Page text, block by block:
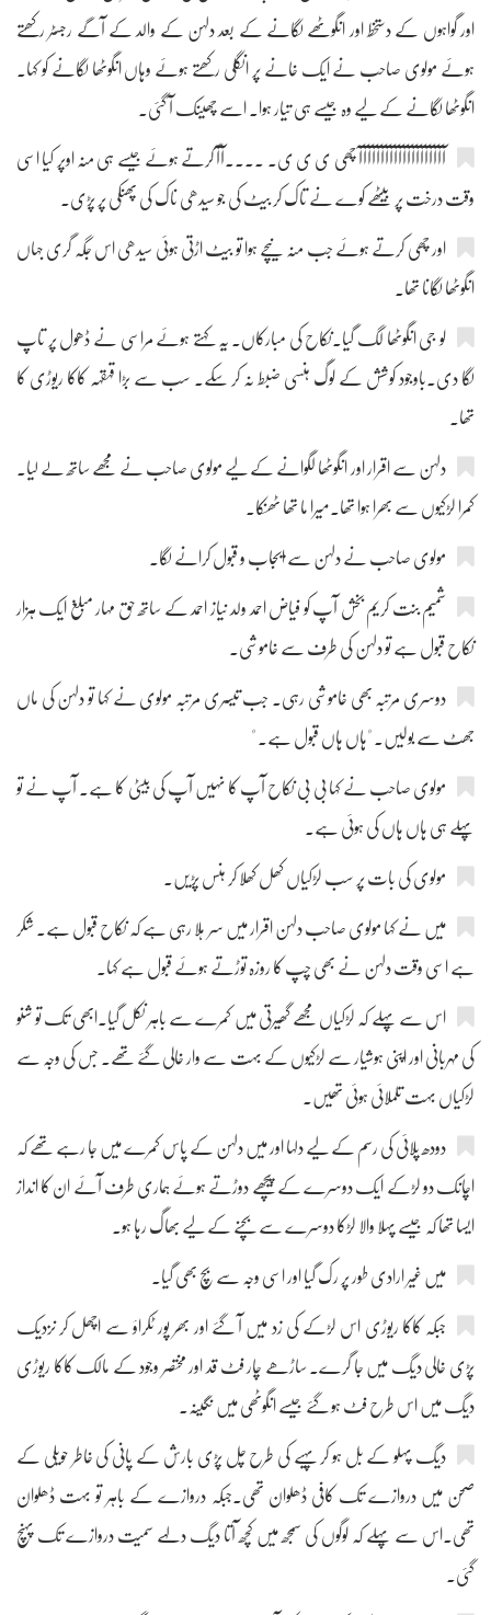
اور گواہوں کے دستخط اور انگوٹھے لگانے کے بعد دلہن کے والد کے آگے رجسٹر رکھتے
ہوئے مولوی صاحب نے ایک خانے پر انگلی رکھتے ہوئے وہاں انگوٹھا لگانے کو کہا۔
انگوٹھا لگانے کے لیے وہ جیسے ہی تیار ہوا۔ اسے چھینک آ گئی۔
آآآآآآآآآآآآآآآآآآآآ چھی ی ی ی۔ ۔۔۔۔آآ کرتے ہوئے جیسے ہی منہ اوپر کیا اسی
وقت درخت پر بیٹھے کوے نے تاک کر بیٹ کی جو سیدھی ناک کی پھنکی پر پڑی۔
اور چھی کرتے ہوئے جب منہ نیچے ہوا تو بیٹ اڑتی ہوئی سیدھی اس جگہ گری جہاں
انگوٹھا لگانا تھا۔
لو جی انگوٹھا لگ گیا۔نکاح کی مبارکاں۔ یہ کہتے ہوئے مراسی نے ڈھول پر تاپ
لگا دی۔باوجود کوشش کے لوگ ہنسی ضبط نہ کر سکے۔ سب سے بڑا قہقہہ کاکا ریوڑی کا
تھا۔
دلہن سے اقرار اور انگوٹھا لگوانے کے لیے مولوی صاحب نے مجھے ساتھ لے لیا۔
کمرا لڑکیوں سے بھرا ہوا تھا۔میرا ما تھا ٹھنکا۔
مولوی صاحب نے دلہن سے ایجاب و قبول کرانے لگا۔
شمیم بنت کریم بخش آپ کو فیاض احمد ولد نیاز احمد کے ساتھ حق مہار مبلغ ایک ہزار
نکاح قبول ہے تو دلہن کی طرف سے خاموشی۔
دوسری مرتبہ بھی خاموشی رہی۔ جب تیسری مرتبہ مولوی نے کہا تو دلہن کی ماں
جھٹ سے بولیں۔ "ہاں ہاں قبول ہے۔ "
مولوی صاحب نے کہا بی بی نکاح آپ کا نہیں آپ کی بیٹی کا ہے۔ آپ نے تو
پہلے ہی ہاں ہاں کی ہوئی ہے۔
مولوی کی بات پر سب لڑکیاں کھل کھلا کر ہنس پڑیں۔
میں نے کہا مولوی صاحب دلہن اقرار میں سر ہلا رہی ہے کہ نکاح قبول ہے۔ شکر
ہے اسی وقت دلہن نے بھی چپ کا روزہ توڑتے ہوئے قبول ہے کہا۔
اس سے پہلے کہ لڑکیاں مجھے گھیرتی میں کمرے سے باہر نکل گیا۔ابھی تک تو شنو
کی مہربانی اور اپنی ہوشیار سے لڑکیوں کے بہت سے وار خالی گئے تھے۔ جس کی وجہ سے
لڑکیاں بہت تلملائی ہوئی تھیں۔
دودھ پلائی کی رسم کے لیے دلہا اور میں دلہن کے پاس کمرے میں جا رہے تھے کہ
اچانک دو لڑکے ایک دوسرے کے پیچھے دوڑتے ہوئے ہماری طرف آئے ان کا انداز
ایسا تھا کہ جیسے پہلا والا لڑکا دوسرے سے بچنے کے لیے بھاگ رہا ہو۔
میں غیر ارادی طور پر رک گیا اور اسی وجہ سے بچ بھی گیا۔
جبکہ کاکا ریوڑی اس لڑکے کی زد میں آ گئے اور بھر پور ٹکراؤ سے اچھل کر نزدیک
پڑی خالی دیگ میں جا گرے۔ ساڑھے چار فٹ قد اور مختصر وجود کے مالک کاکا ریوڑی
دیگ میں اس طرح فٹ ہو گئے جیسے انگوٹھی میں نگینہ۔
دیگ پہلو کے بل ہو کر پہیے کی طرح چل پڑی بارش کے پانی کی خاطر حویلی کے
صحن میں دروازے تک کافی ڈھلوان تھی۔جبکہ دروازے کے باہر تو بہت ڈھلوان
تھی۔اس سے پہلے کہ لوگوں کی سمجھ میں کچھ آتا دیگ دلہے سمیت دروازے تک پہنچ
گئی۔